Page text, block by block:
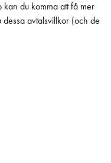
kan du komma att få mer
avtalsvillkor (och de